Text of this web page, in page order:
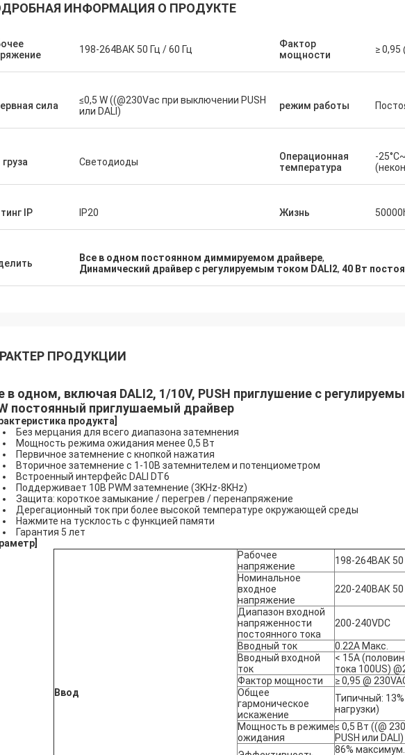
ИНФОРМАЦИЯ О ПРОДУКТЕ
198-264ВАК 50 Гц / 60 Гц
Фактор
мощности
≥ 0,95
сила
≤0,5 W ((@230Vac при выключении PUSH
или DALI)
режим работы
Светодиоды
Операционная
температура
-
IP IP20 Жизнь
Все в одном постоянном диммируемом драйвере,
Динамический драйвер с регулируемым током DALI2, 40 Вт
ПРОДУКЦИИ
в одном, включая DALI2, 1/10V, PUSH приглушение с
постоянный приглушаемый драйвер
продукта
Без мерцания для всего диапазона затемнения
Мощность режима ожидания менее 0,5 Вт
Первичное затемнение с кнопкой нажатия
Вторичное затемнение с 1-10В затемнителем и потенциометром
Встроенный интерфейс DALI DT6
Поддерживает 10В PWM затемнение (3KHz-8KHz)
Защита: короткое замыкание / перегрев / перенапряжение
Дерегационный ток при более высокой температуре окружающей среды
Нажмите на тусклость с функцией памяти
Гарантия 5 лет
Ввод
Рабочее
напряжение
198-264ВАК 50
Номинальное
входное
напряжение
220-240ВАК 50
Диапазон входной
напряженности
постоянного тока
200-240VDC
Вводный ток
0.22А Макс.
Вводный входной
ток
< 15A
тока 100US)
Фактор мощности
≥ 0,95 @
Общее
гармоническое
искажение
Типичный:
нагрузки)
Мощность в режиме
ожидания
≤ 0,5 Вт ((@
PUSH или DALI)
86%